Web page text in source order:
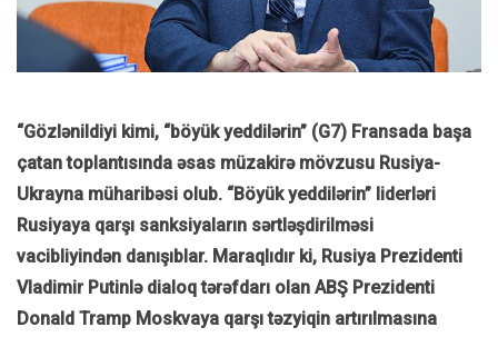
“Gözlənildiyi kimi, “böyük yeddilərin” (G7) Fransada başa
çatan toplantısında əsas müzakirə mövzusu Rusiya-
Ukrayna müharibəsi olub. “Böyük yeddilərin” liderləri
Rusiyaya qarşı sanksiyaların sərtləşdirilməsi
vacibliyindən danışıblar. Maraqlıdır ki, Rusiya Prezidenti
Vladimir Putinlə dialoq tərəfdarı olan ABŞ Prezidenti
Donald Tramp Moskvaya qarşı təzyiqin artırılmasına